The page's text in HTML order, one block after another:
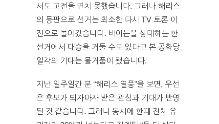
서도 고전을 면치 못했습니다. 그러나 해리스
의 등판으로 선거는 최소한 다시 TV 토론 이
전으로 돌아갔습니다. 바이든을 상대하는 한
선거에서 대승을 거둘 수도 있다고 본 공화당
일각의 기대는 물거품이 됐습니다.
지난 일주일간 분 “해리스 열풍”을 보면, 우선
은 후보가 되자마자 받은 관심과 기대가 반영
된 것 같습니다. 그러나 동시에 한때 전체 유